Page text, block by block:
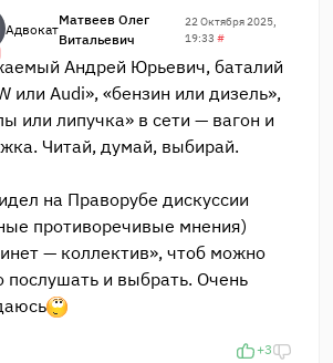
Адвокат
Матвеев Олег
Витальевич
22 Октября 2025,
19:33 #
Андрей Юрьевич, баталий
или Audi», «бензин или дизель»,
или липучка» в сети — вагон и
Читай, думай, выбирай.
на Праворубе дискуссии
противоречивые мнения)
— коллектив», чтоб можно
послушать и выбрать. Очень
+3